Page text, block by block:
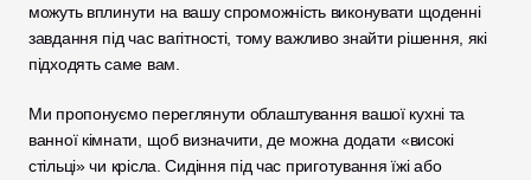
можуть вплинути на вашу спроможність виконувати щоденні
завдання під час вагітності, тому важливо знайти рішення, які
підходять саме вам.
Ми пропонуємо переглянути облаштування вашої кухні та
ванної кімнати, щоб визначити, де можна додати «високі
стільці» чи крісла. Сидіння під час приготування їжі або